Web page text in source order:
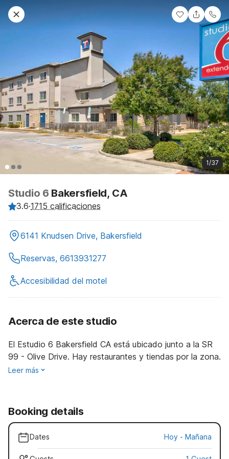
1/37
Studio 6 Bakersfield, CA
3.6·1715 calificaciones
6141 Knudsen Drive, Bakersfield
Reservas, 6613931277
Accesibilidad del motel
Acerca de este studio
El Estudio 6 Bakersfield CA está ubicado junto a la SR
99 - Olive Drive. Hay restaurantes y tiendas por la zona.
Leer más
Booking details
Dates Hoy - Mañana